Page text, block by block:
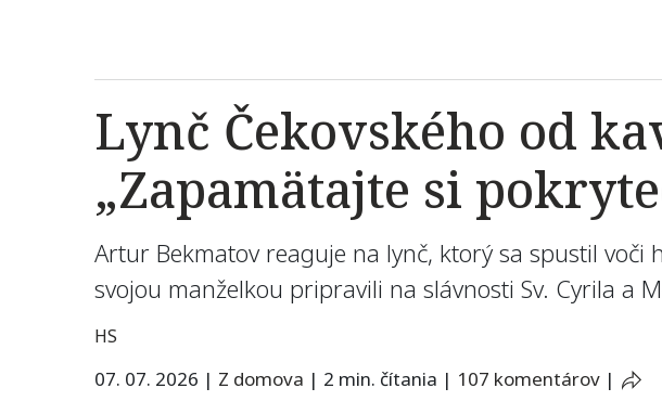
Lynč Čekovského od
„Zapamätajte si
Artur Bekmatov reaguje na lynč, ktorý sa spustil
svojou manželkou pripravili na slávnosti Sv. Cyrila a
HS
07. 07. 2026 | Z domova | 2 min. čítania | 107 komentárov |